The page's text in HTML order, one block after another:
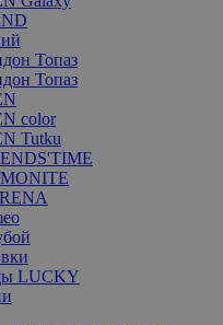
Топаз
Топаз
color
Tutku
LUCKY